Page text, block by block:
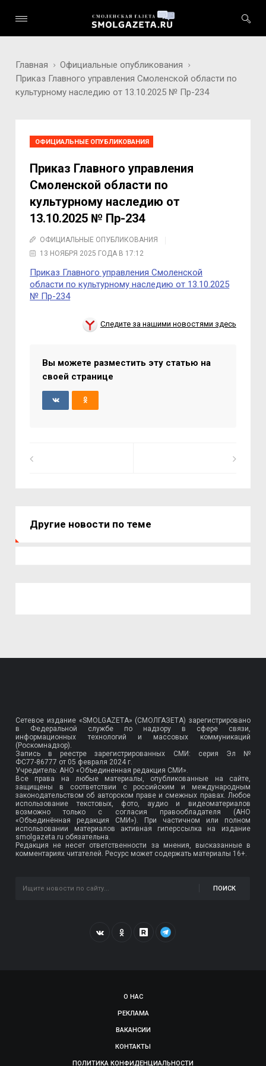
Главная
Официальные опубликования
Приказ Главного управления Смоленской области по
культурному наследию от 13.10.2025 № Пр-234
ОФИЦИАЛЬНЫЕ ОПУБЛИКОВАНИЯ
Приказ Главного управления
Смоленской области по
культурному наследию от
13.10.2025 № Пр-234
ОФИЦИАЛЬНЫЕ ОПУБЛИКОВАНИЯ
13 НОЯБРЯ 2025 ГОДА В 17:12
Приказ Главного управления Смоленской
области по культурному наследию от 13.10.2025
№ Пр-234
Следите за нашими новостями здесь
Вы можете разместить эту статью на
своей странице
Другие новости по теме
Сетевое издание «SMOLGAZETA» (СМОЛГАЗЕТА) зарегистрировано
в Федеральной службе по надзору в сфере связи,
информационных технологий и массовых коммуникаций
(Роскомнадзор).
Запись в реестре зарегистрированных СМИ: серия Эл №
ФС77-86777 от 05 февраля 2024 г.
Учредитель: АНО «Объединенная редакция СМИ».
Все права на любые материалы, опубликованные на сайте,
защищены в соответствии с российским и международным
законодательством об авторском праве и смежных правах. Любое
использование текстовых, фото, аудио и видеоматериалов
возможно только с согласия правообладателя (АНО
«Объединённая редакция СМИ»). При частичном или полном
использовании материалов активная гиперссылка на издание
smolgazeta.ru обязательна.
Редакция не несет ответственности за мнения, высказанные в
комментариях читателей. Ресурс может содержать материалы 16+.
ПОИСК
О НАС
РЕКЛАМА
ВАКАНСИИ
КОНТАКТЫ
ПОЛИТИКА КОНФИДЕНЦИАЛЬНОСТИ